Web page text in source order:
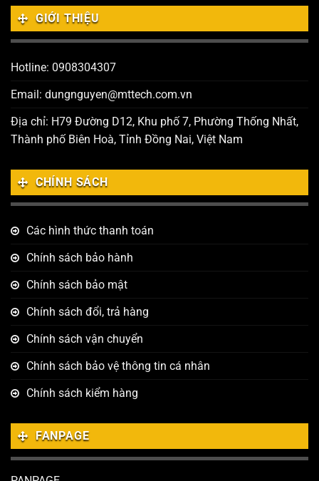
GIỚI THIỆU
Hotline: 0908304307
Email: dungnguyen@mttech.com.vn
Địa chỉ: H79 Đường D12, Khu phố 7, Phường Thống Nhất,
Thành phố Biên Hoà, Tỉnh Đồng Nai, Việt Nam
CHÍNH SÁCH
Các hình thức thanh toán
Chính sách bảo hành
Chính sách bảo mật
Chính sách đổi, trả hàng
Chính sách vận chuyển
Chính sách bảo vệ thông tin cá nhân
Chính sách kiểm hàng
FANPAGE